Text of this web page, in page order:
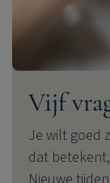
Vijf
Je wilt goed
dat